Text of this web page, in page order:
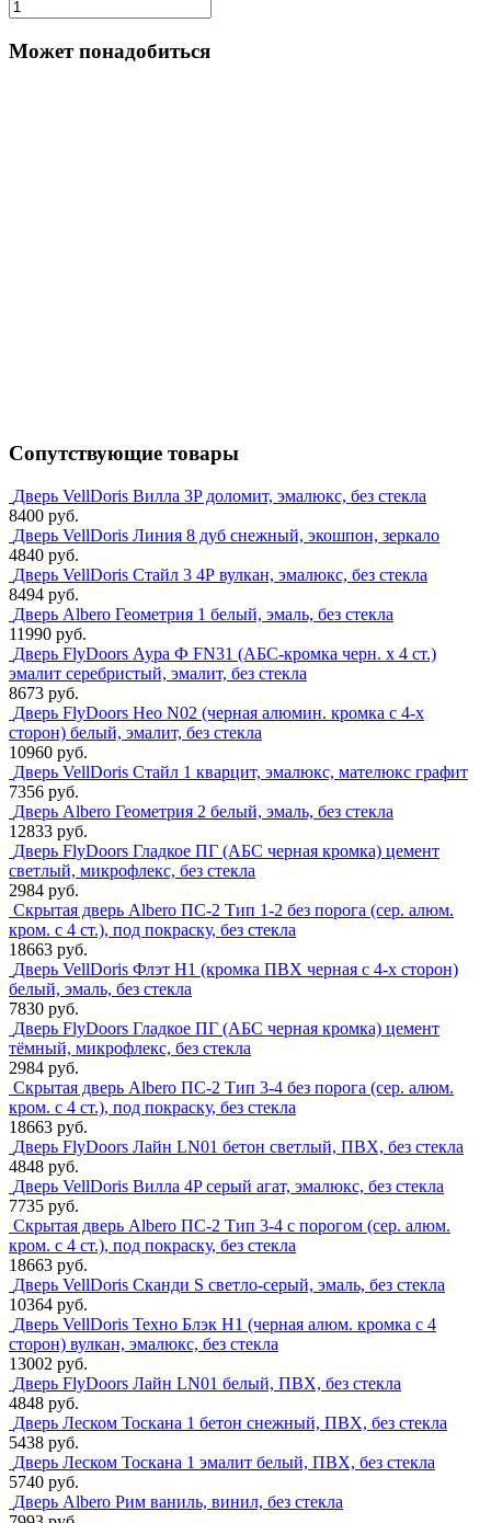
Может понадобиться
Сопутствующие товары
Дверь VellDoris Вилла 3P доломит, эмалюкс, без стекла
8400 руб.
Дверь VellDoris Линия 8 дуб снежный, экошпон, зеркало
4840 руб.
Дверь VellDoris Стайл 3 4Р вулкан, эмалюкс, без стекла
8494 руб.
Дверь Albero Геометрия 1 белый, эмаль, без стекла
11990 руб.
Дверь FlyDoors Аура Ф FN31 (АБС-кромка черн. х 4 ст.)
эмалит серебристый, эмалит, без стекла
8673 руб.
Дверь FlyDoors Нео N02 (черная алюмин. кромка с 4-х
сторон) белый, эмалит, без стекла
10960 руб.
Дверь VellDoris Стайл 1 кварцит, эмалюкс, мателюкс графит
7356 руб.
Дверь Albero Геометрия 2 белый, эмаль, без стекла
12833 руб.
Дверь FlyDoors Гладкое ПГ (АБС черная кромка) цемент
светлый, микрофлекс, без стекла
2984 руб.
Скрытая дверь Albero ПС-2 Тип 1-2 без порога (сер. алюм.
кром. с 4 ст.), под покраску, без стекла
18663 руб.
Дверь VellDoris Флэт H1 (кромка ПВХ черная с 4-х сторон)
белый, эмаль, без стекла
7830 руб.
Дверь FlyDoors Гладкое ПГ (АБС черная кромка) цемент
тёмный, микрофлекс, без стекла
2984 руб.
Скрытая дверь Albero ПС-2 Тип 3-4 без порога (сер. алюм.
кром. с 4 ст.), под покраску, без стекла
18663 руб.
Дверь FlyDoors Лайн LN01 бетон светлый, ПВХ, без стекла
4848 руб.
Дверь VellDoris Вилла 4P серый агат, эмалюкс, без стекла
7735 руб.
Скрытая дверь Albero ПС-2 Тип 3-4 с порогом (сер. алюм.
кром. с 4 ст.), под покраску, без стекла
18663 руб.
Дверь VellDoris Сканди S светло-серый, эмаль, без стекла
10364 руб.
Дверь VellDoris Техно Блэк H1 (черная алюм. кромка с 4
сторон) вулкан, эмалюкс, без стекла
13002 руб.
Дверь FlyDoors Лайн LN01 белый, ПВХ, без стекла
4848 руб.
Дверь Леском Тоскана 1 бетон снежный, ПВХ, без стекла
5438 руб.
Дверь Леском Тоскана 1 эмалит белый, ПВХ, без стекла
5740 руб.
Дверь Albero Рим ваниль, винил, без стекла